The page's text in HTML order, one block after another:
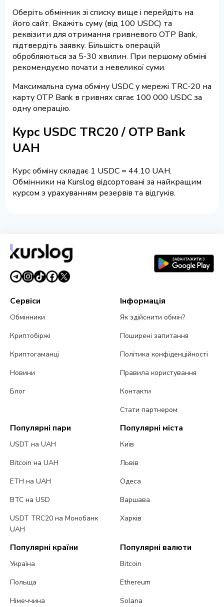
Оберіть обмінник зі списку вище і перейдіть на
його сайт. Вкажіть суму (від 100 USDC) та
реквізити для отримання гривневого OTP Bank,
підтвердіть заявку. Більшість операцій
обробляються за 5-30 хвилин. При першому обміні
рекомендуємо почати з невеликої суми.
Максимальна сума обміну USDC у мережі TRC-20 на
карту OTP Bank в гривнях сягає 100 000 USDC за
одну операцію.
Курс USDC TRC20 / OTP Bank
UAH
Курс обміну складає 1 USDC = 44.10 UAH.
Обмінники на Kurslog відсортовані за найкращим
курсом з урахуванням резервів та відгуків.
Сервіси
Обмінники
Криптобіржі
Криптогаманці
Новини
Блог
Інформація
Як здійснити обмін?
Поширені запитання
Політика конфіденційності
Правила користування
Контакти
Стати партнером
Популярні пари
USDT на UAH
Bitcoin на UAH
ETH на UAH
BTC на USD
USDT TRC20 на Монобанк
UAH
Популярні міста
Київ
Львів
Одеса
Варшава
Харків
Популярні країни
Україна
Польща
Німеччина
Популярні валюти
Bitcoin
Ethereum
Solana